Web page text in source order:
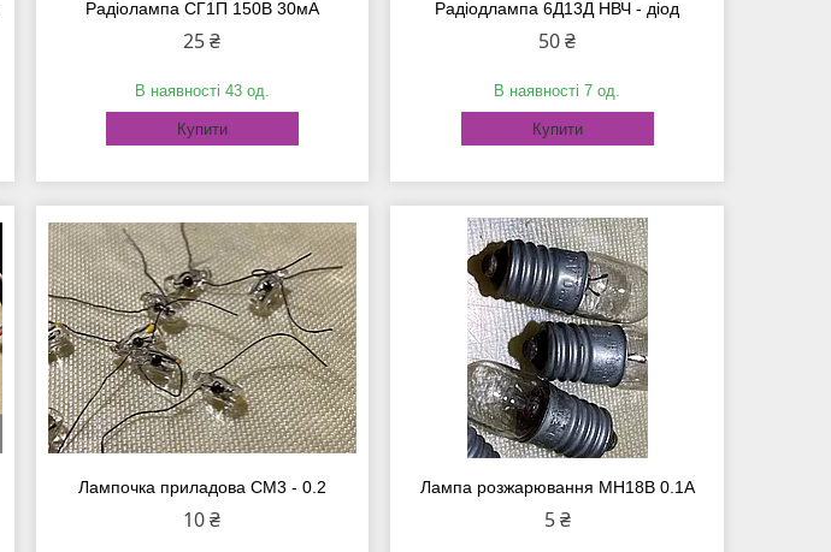
Радіолампа СГ1П 150В 30мА
25 ₴
В наявності 43 од.
Купити
Радіодлампа 6Д13Д НВЧ - діод
50 ₴
В наявності 7 од.
Купити
Лампочка приладова СМ3 - 0.2
10 ₴
Лампа розжарювання МН18В 0.1А
5 ₴